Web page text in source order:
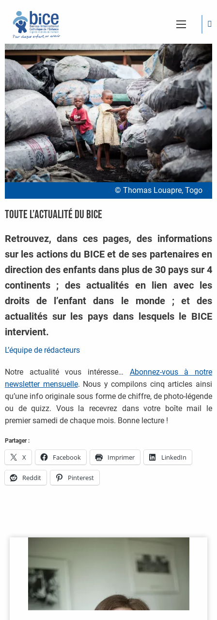
© Thomas Louapre, Togo
Toute l’actualité du BICE
Retrouvez, dans ces pages, des informations
sur les actions du BICE et de ses partenaires en
direction des enfants dans plus de 30 pays sur 4
continents ; des actualités en lien avec les
droits de l’enfant dans le monde ; et des
actualités sur les pays dans lesquels le BICE
intervient.
L’équipe de rédacteurs
Notre actualité vous intéresse… Abonnez-vous à notre
newsletter mensuelle. Nous y compilons cinq articles ainsi
qu’une info originale sous forme de chiffre, de photo-légende
ou de quizz. Vous la recevrez dans votre boîte mail le
premier samedi de chaque mois. Bonne lecture !
Partager :
X Facebook Imprimer LinkedIn
Reddit Pinterest